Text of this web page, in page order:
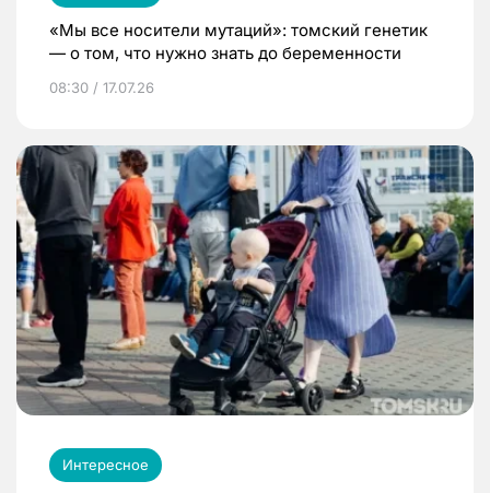
«Мы все носители мутаций»: томский генетик
— о том, что нужно знать до беременности
08:30 / 17.07.26
Интересное